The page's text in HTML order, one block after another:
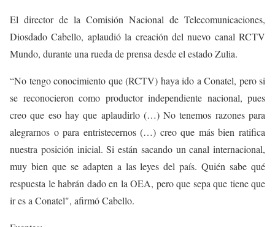
El director de la Comisión Nacional de Telecomunicaciones,
Diosdado Cabello, aplaudió la creación del nuevo canal RCTV
Mundo, durante una rueda de prensa desde el estado Zulia.
“No tengo conocimiento que (RCTV) haya ido a Conatel, pero si
se reconocieron como productor independiente nacional, pues
creo que eso hay que aplaudirlo (…) No tenemos razones para
alegrarnos o para entristecernos (…) creo que más bien ratifica
nuestra posición inicial. Si están sacando un canal internacional,
muy bien que se adapten a las leyes del país. Quién sabe qué
respuesta le habrán dado en la OEA, pero que sepa que tiene que
ir es a Conatel", afirmó Cabello.